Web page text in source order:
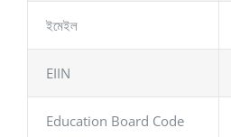
ইমেইল
EIIN
Education Board Code